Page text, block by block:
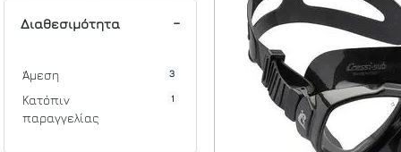
Διαθεσιμότητα
Άμεση 3
Κατόπιν
παραγγελίας
1